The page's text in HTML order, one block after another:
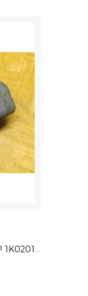
Aktivkohlefilter Filter Audi A3 8P 1K0201813